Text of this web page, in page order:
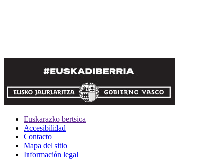
Euskarazko bertsioa
Accesibilidad
Contacto
Mapa del sitio
Información legal